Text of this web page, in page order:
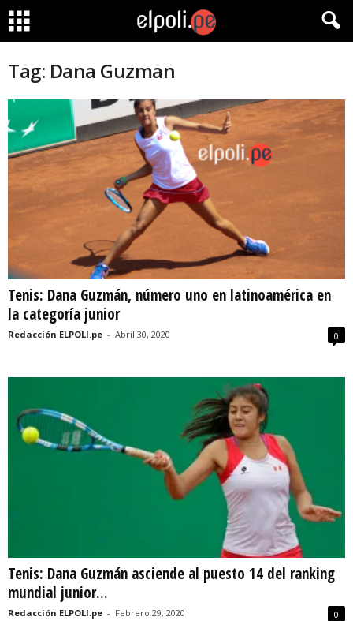
Tag: Dana Guzman
Tenis: Dana Guzmán, número uno en latinoamérica en
la categoría junior
Redacción ELPOLI.pe - Abril 30, 2020 0
Tenis: Dana Guzmán asciende al puesto 14 del ranking
mundial junior...
Redacción ELPOLI.pe - Febrero 29, 2020 0